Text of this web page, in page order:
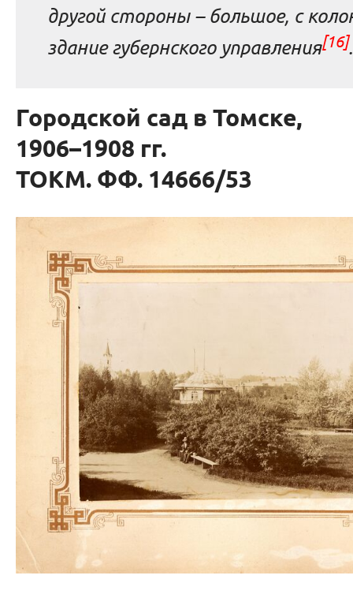
другой стороны – большое, с
здание губернского управления[16].
Городской сад в Томске,
1906–1908 гг.
ТОКМ. ФФ. 14666/53